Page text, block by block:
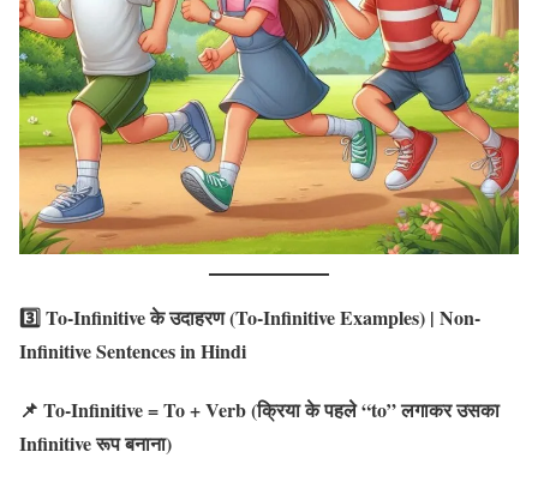
3️⃣ To-Infinitive के उदाहरण (To-Infinitive Examples) | Non-
Infinitive Sentences in Hindi
📌 To-Infinitive = To + Verb (क्रिया के पहले “to” लगाकर उसका
Infinitive रूप बनाना)